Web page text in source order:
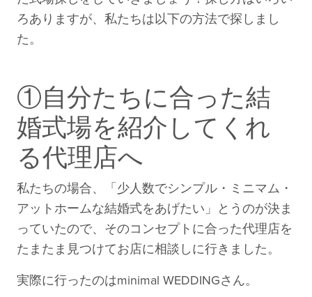
ろありますが、私たちは以下の方法で探しまし
た。
①自分たちに合った結
婚式場を紹介してくれ
る代理店へ
私たちの場合、「少人数でシンプル・ミニマム・
アットホームな結婚式をあげたい」とうのが決ま
っていたので、そのコンセプトに合った代理店を
たまたま見つけてお店に相談しに行きました。
実際に行ったのはminimal WEDDINGさん。